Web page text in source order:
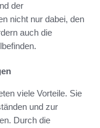
der
nicht nur dabei, den
auch die
viele Vorteile. Sie
und zur
Durch die